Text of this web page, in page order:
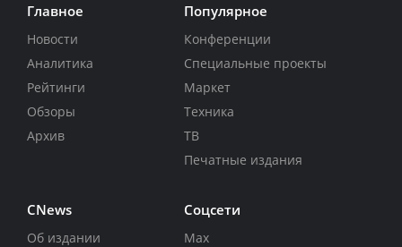
Главное
Новости
Аналитика
Рейтинги
Обзоры
Архив
Популярное
Конференции
Специальные проекты
Маркет
Техника
ТВ
Печатные издания
CNews
Об издании
Соцсети
Max